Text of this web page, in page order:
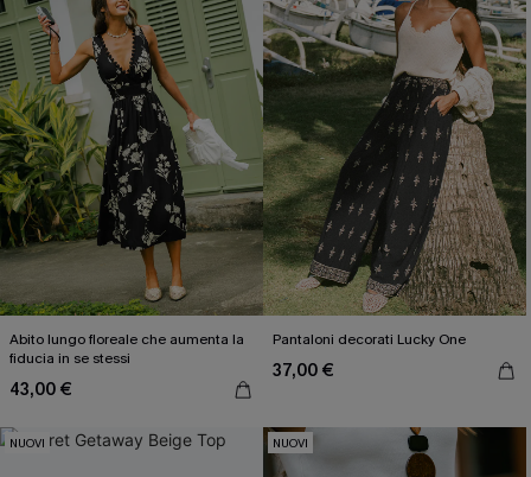
Abito lungo floreale che aumenta la
fiducia in se stessi
43,00 €
Pantaloni decorati Lucky One
37,00 €
NUOVI NUOVI